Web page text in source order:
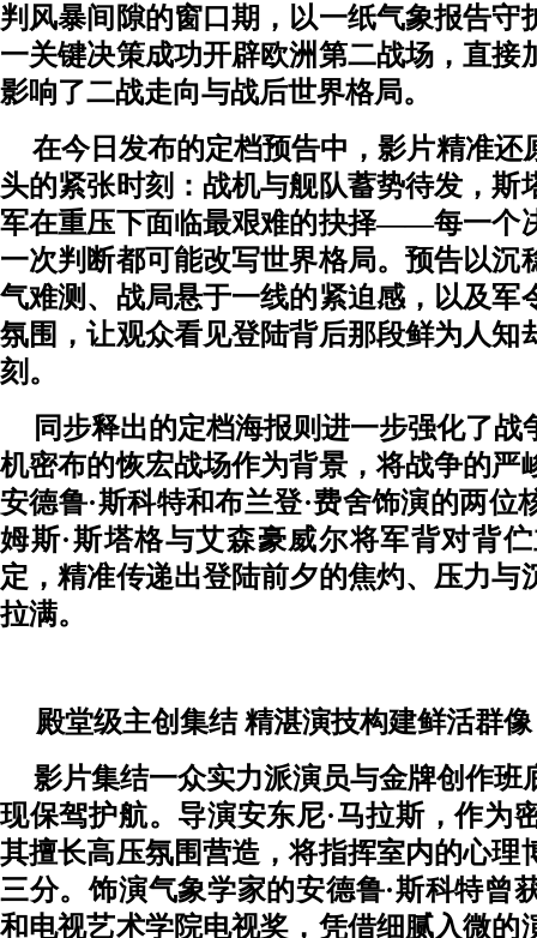
判风暴间隙的窗口期，以一纸气象报告守
一关键决策成功开辟欧洲第二战场，直接
影响了二战走向与战后世界格局。
在今日发布的定档预告中，影片精准还
头的紧张时刻 ： 战机与舰队蓄势待发，斯
军在重压下面临最艰难的抉择——每一个
一次判断都可能改写世界格局。预告以沉
气难测、战局悬于一线的紧迫感，以及军
氛围，让观众看见登陆背后那段鲜为人知
刻。
同步释出的定档海报则进一步强化了战
机密布的恢宏战场作为背景，将战争的严
安德鲁·斯科特和布兰登·费舍饰演的两
姆斯·斯塔格与艾森豪威尔将军背对背
定，精准传递出登陆前夕的焦灼、压力与
拉满。
殿堂级主创集结 精湛演技构建鲜活群像
影片集结一众实力派演员与金牌创作班
现保驾护航。导演安东尼·马拉斯，作为
其擅长高压氛围营造 ，将指挥室内的心理
三分。饰演气象学家的安德鲁·斯科特曾
和电视艺术学院电视奖 ，凭借细腻入微